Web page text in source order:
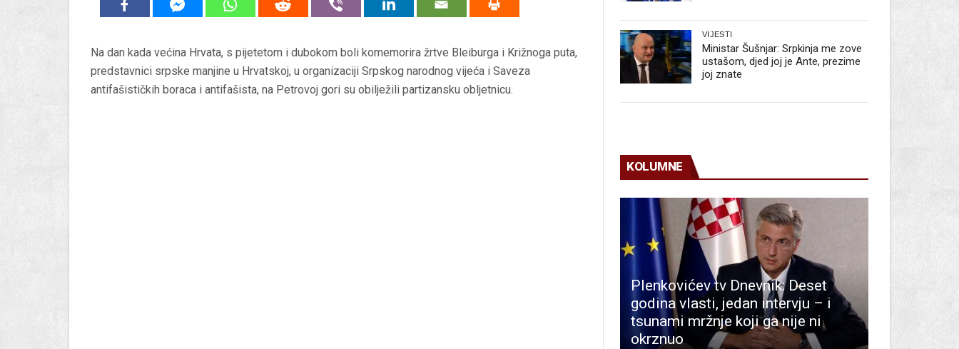
Na dan kada većina Hrvata, s pijetetom i dubokom boli komemorira žrtve Bleiburga i Križnoga puta,
predstavnici srpske manjine u Hrvatskoj, u organizaciji Srpskog narodnog vijeća i Saveza
antifašističkih boraca i antifašista, na Petrovoj gori su obilježili partizansku obljetnicu.
VIJESTI
Ministar Šušnjar: Srpkinja me zove
ustašom, djed joj je Ante, prezime
joj znate
KOLUMNE
Plenkovićev tv Dnevnik: Deset
godina vlasti, jedan intervju – i
tsunami mržnje koji ga nije ni
okrznuo